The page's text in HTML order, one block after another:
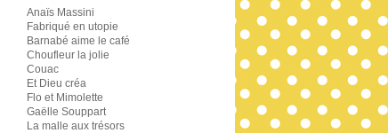
Anaïs Massini
Fabriqué en utopie
Barnabé aime le café
Choufleur la jolie
Couac
Et Dieu créa
Flo et Mimolette
Gaëlle Souppart
La malle aux trésors